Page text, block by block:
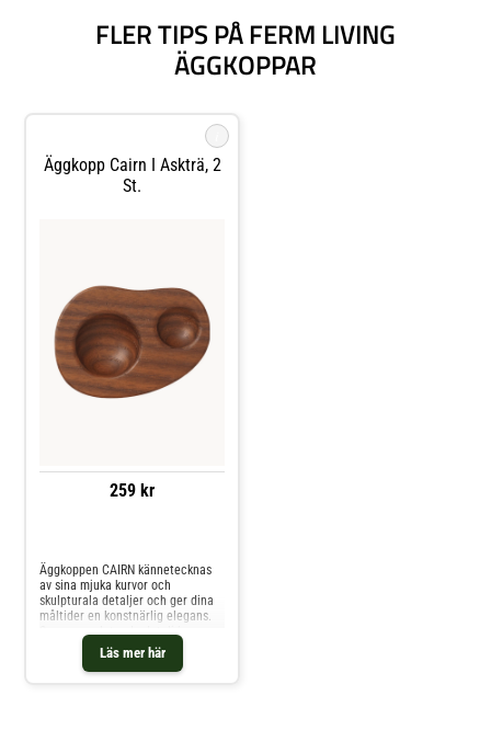
FLER TIPS PÅ FERM LIVING
ÄGGKOPPAR
Äggkopp Cairn I Askträ, 2
St.
259 kr
Läs mer här
Äggkoppen CAIRN kännetecknas
av sina mjuka kurvor och
skulpturala detaljer och ger dina
måltider en konstnärlig elegans.
Som en avslutande detalj har
äggkoppen två fördjupningar: en
för att hålla ägget säkert och den
andra för att rymma en nypa salt